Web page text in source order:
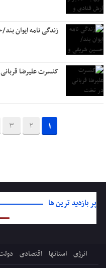
زندگی نامه ایوان
کنسرت علیرضا
1
2
3
پر بازدید ترین ها
انرژی استانها اقتصادی